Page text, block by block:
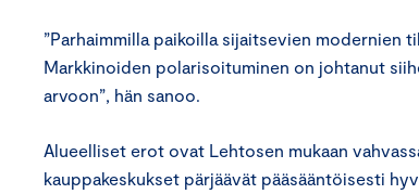
”Parhaimmilla paikoilla sijaitsevien modernien
Markkinoiden polarisoituminen on johtanut
arvoon”, hän sanoo.
Alueelliset erot ovat Lehtosen mukaan
kauppakeskukset pärjäävät pääsääntöisesti